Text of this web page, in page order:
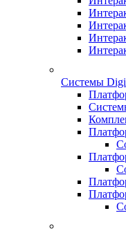
Системы